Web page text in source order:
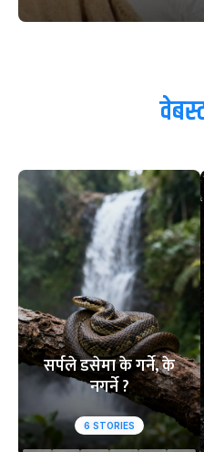
सर्पले डसेमा के गर्ने, के
नगर्ने ?
6 STORIES